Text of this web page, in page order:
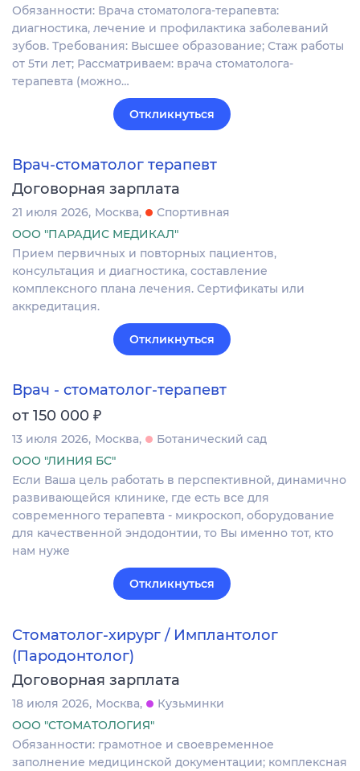
Обязанности: Врача стоматолога-терапевта:
диагностика, лечение и профилактика заболеваний
зубов. Требования: Высшее образование; Стаж работы
от 5ти лет; Рассматриваем: врача стоматолога-
терапевта (можно…
Откликнуться
Врач-стоматолог терапевт
Договорная зарплата
21 июля 2026 Москва
Спортивная
ООО "ПАРАДИС МЕДИКАЛ"
Прием первичных и повторных пациентов,
консультация и диагностика, составление
комплексного плана лечения. Сертификаты или
аккредитация.
Откликнуться
Врач - стоматолог-терапевт
от 150 000 ₽
13 июля 2026 Москва
Ботанический сад
ООО "ЛИНИЯ БС"
Если Ваша цель работать в перспективной, динамично
развивающейся клинике, где есть все для
современного терапевта - микроскоп, оборудование
для качественной эндодонтии, то Вы именно тот, кто
нам нуже
Откликнуться
Стоматолог-хирург / Имплантолог
(Пародонтолог)
Договорная зарплата
18 июля 2026 Москва
Кузьминки
ООО "СТОМАТОЛОГИЯ"
Обязанности: грамотное и своевременное
заполнение медицинской документации; комплексная